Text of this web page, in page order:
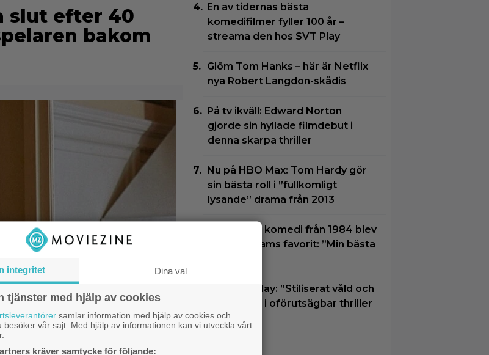
slut efter 40
bakom
intar
En av tidernas bästa
komedifilmer fyller 100 år –
streama den hos SVT Play
Glöm Tom Hanks – här är Netflix
nya Robert Langdon-skådis
På tv ikväll: Edward Norton
gjorde sin hyllade filmdebut i
denna skarpa thriller
Nu på HBO Max: Tom Hardy gör
sin bästa roll i ”fullkomligt
lysande” drama från 2013
Bortglömd komedi från 1984 blev
Robin Williams favorit: ”Min bästa
Nu på Viaplay: ”Stiliserat våld och
gapskratt” i oförutsägbar thriller
från 2008
integritet Dina val
tjänster med hjälp av cookies
samlar information med hjälp av cookies och
besöker vår sajt. Med hjälp av informationen kan vi utveckla vårt
kräver samtycke för följande: